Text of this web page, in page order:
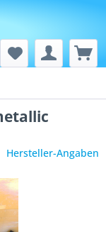
Hersteller-Angaben